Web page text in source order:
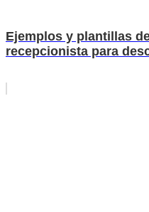
Ejemplos y plantillas
recepcionista para